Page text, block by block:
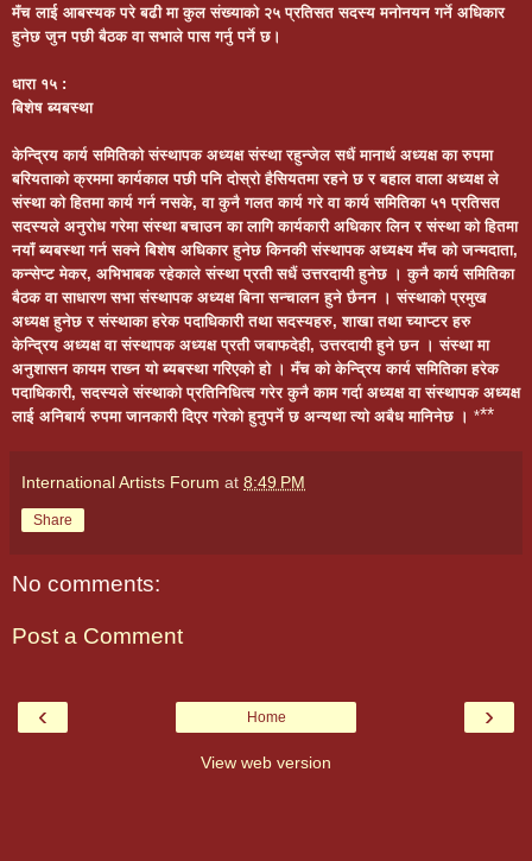
मँच लाई आबस्यक परे बढी मा कुल संख्याको २५ प्रतिसत सदस्य मनोनयन गर्ने अधिकार
हुनेछ जुन पछी बैठक वा सभाले पास गर्नु पर्ने छ।
धारा १५ :
बिशेष ब्यबस्था
केन्द्रिय कार्य समितिको संस्थापक अध्यक्ष संस्था रहुन्जेल सधैं मानार्थ अध्यक्ष का रुपमा
बरियताको क्रममा कार्यकाल पछी पनि दोस्रो हैसियतमा रहने छ र बहाल वाला अध्यक्ष ले
संस्था को हितमा कार्य गर्न नसके, वा कुनै गलत कार्य गरे वा कार्य समितिका ५१ प्रतिसत
सदस्यले अनुरोध गरेमा संस्था बचाउन का लागि कार्यकारी अधिकार लिन र संस्था को हितमा
नयाँ ब्यबस्था गर्न सक्ने बिशेष अधिकार हुनेछ किनकी संस्थापक अध्यक्ष्य मँच को जन्मदाता,
कन्सेप्ट मेकर, अभिभाबक रहेकाले संस्था प्रती सधैं उत्तरदायी हुनेछ । कुनै कार्य समितिका
बैठक वा साधारण सभा संस्थापक अध्यक्ष बिना सन्चालन हुने छैनन । संस्थाको प्रमुख
अध्यक्ष हुनेछ र संस्थाका हरेक पदाधिकारी तथा सदस्यहरु, शाखा तथा च्याप्टर हरु
केन्द्रिय अध्यक्ष वा संस्थापक अध्यक्ष प्रती जबाफदेही, उत्तरदायी हुने छन । संस्था मा
अनुशासन कायम राख्न यो ब्यबस्था गरिएको हो । मँच को केन्द्रिय कार्य समितिका हरेक
पदाधिकारी, सदस्यले संस्थाको प्रतिनिधित्व गरेर कुनै काम गर्दा अध्यक्ष वा संस्थापक अध्यक्ष
लाई अनिबार्य रुपमा जानकारी दिएर गरेको हुनुपर्ने छ अन्यथा त्यो अबैध मानिनेछ । ***
International Artists Forum at 8:49 PM
Share
No comments:
Post a Comment
‹ ›
Home
View web version